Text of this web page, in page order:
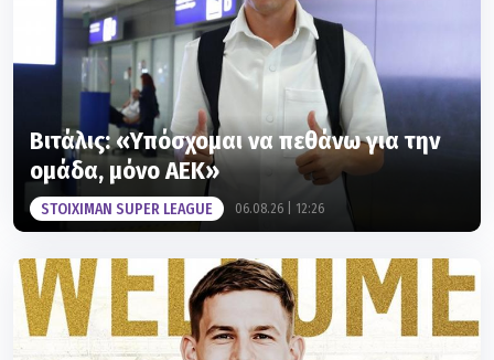
Βιτάλις: «Υπόσχομαι να πεθάνω για την
ομάδα, μόνο ΑΕΚ»
STOIXIMAN SUPER LEAGUE 06.08.26 | 12:26